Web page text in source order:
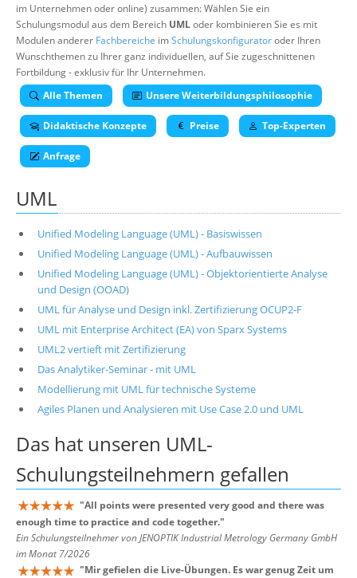
Über uns
Suche
im Unternehmen oder online) zusammen: Wählen Sie ein
Schulungsmodul aus dem Bereich UMLoder kombinieren Sie es mit
Modulen anderer Fachbereiche imSchulungskonfiguratoroder Ihren
Wunschthemen zu Ihrer ganz individuellen, auf Sie zugeschnittenen
Fortbildung - exklusiv für Ihr Unternehmen.
Alle Themen
Unsere Weiterbildungsphilosophie
Didaktische Konzepte Preise Top-Experten
Anfrage
UML
Unified Modeling Language (UML) - Basiswissen
Unified Modeling Language (UML) - Aufbauwissen
Unified Modeling Language (UML) - Objektorientierte Analyse
und Design (OOAD)
UML für Analyse und Design inkl. Zertifizierung OCUP2-F
UML mit Enterprise Architect (EA) von Sparx Systems
UML2 vertieft mit Zertifizierung
Das Analytiker-Seminar - mit UML
Modellierung mit UML für technische Systeme
Agiles Planen und Analysieren mit Use Case 2.0 und UML
Das hat unseren UML-
Schulungsteilnehmern gefallen
"All points were presented very good and there was
enough time to practice and code together."
Ein Schulungsteilnehmer von JENOPTIK Industrial Metrology Germany GmbH
im Monat 7/2026
"Mir gefielen die Live-Übungen. Es war genug Zeit um